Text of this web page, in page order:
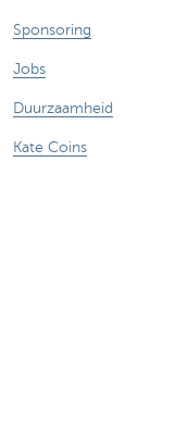
Sponsoring
Jobs
Duurzaamheid
Kate Coins